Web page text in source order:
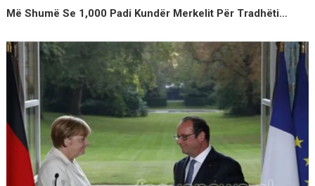
Më Shumë Se 1,000 Padi Kundër Merkelit Për Tradhëti…